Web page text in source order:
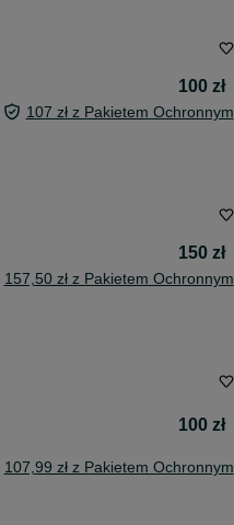
100 zł
107 zł z Pakietem Ochronnym
150 zł
157,50 zł z Pakietem Ochronnym
100 zł
107,99 zł z Pakietem Ochronnym